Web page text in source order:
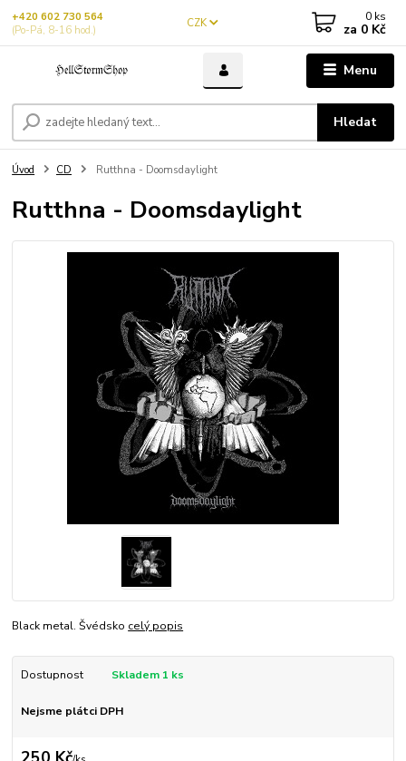
Menu
CZK
Hledat
+420 602 730 564
(Po-Pá, 8-16 hod.)
0 ks
za 0 Kč
Úvod CD Rutthna - Doomsdaylight
Rutthna - Doomsdaylight
Black metal. Švédsko celý popis
Dostupnost Skladem 1 ks
Nejsme plátci DPH